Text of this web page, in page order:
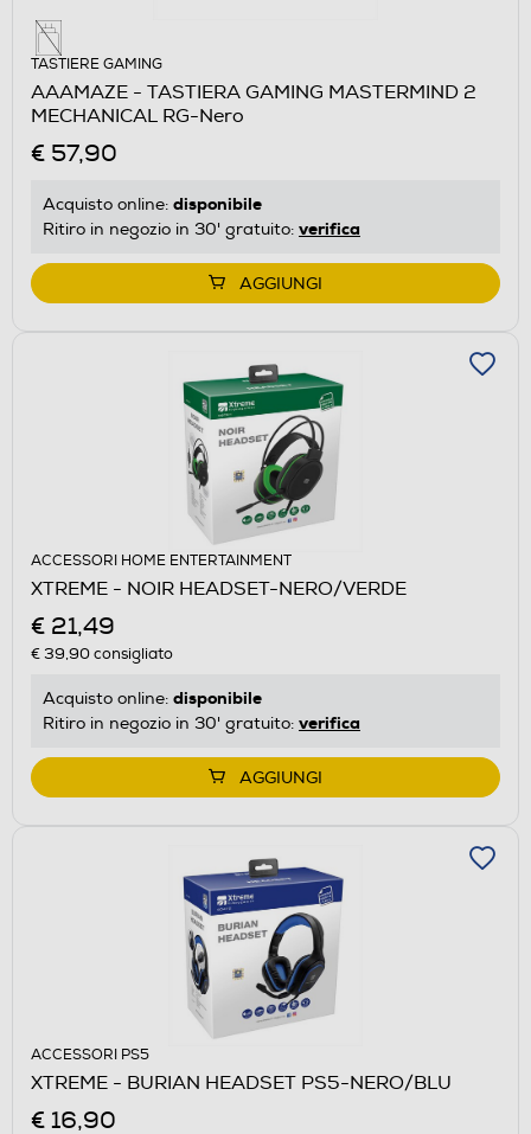
TASTIERE GAMING
AAAMAZE - TASTIERA GAMING MASTERMIND 2
MECHANICAL RG-Nero
€ 57,90
Acquisto online: disponibile
Ritiro in negozio in 30' gratuito: verifica
AGGIUNGI
ACCESSORI HOME ENTERTAINMENT
XTREME - NOIR HEADSET-NERO/VERDE
€ 21,49
€ 39,90consigliato
Acquisto online: disponibile
Ritiro in negozio in 30' gratuito: verifica
AGGIUNGI
ACCESSORI PS5
XTREME - BURIAN HEADSET PS5-NERO/BLU
€ 16,90